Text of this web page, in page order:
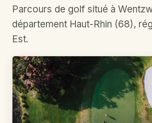
Parcours de golf situé à
département Haut-Rhin (68),
Est.